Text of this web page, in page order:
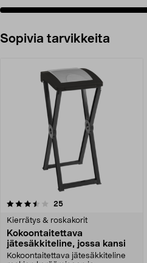
Sopivia tarvikkeita
25arvostelut
Kierrätys & roskakorit
Kokoontaitettava
jätesäkkiteline, jossa kansi
Kokoontaitettava jätesäkkiteline